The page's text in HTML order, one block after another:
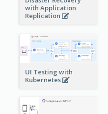
with Application
Replication
UI Testing with
Kubernetes